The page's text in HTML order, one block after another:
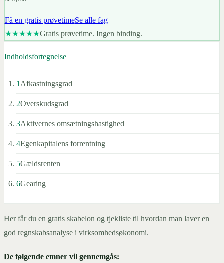
Få en gratis prøvetimeSe alle fag
★★★★★Gratis prøvetime. Ingen binding.
Indholdsfortegnelse
1 Afkastningsgrad
2Overskudsgrad
3Aktivernes omsætningshastighed
4Egenkapitalens forrentning
5Gældsrenten
6Gearing
Her får du en gratis skabelon og tjekliste til hvordan man laver en
god regnskabsanalyse i virksomhedsøkonomi.
De følgende emner vil gennemgås: